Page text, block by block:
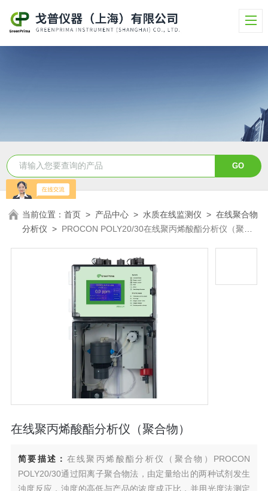
当前位置：首页 > 产品中心 > 水质在线监测仪 >在线聚合物
分析仪 > PROCON POLY20/30在线聚丙烯酸酯分析仪（聚合
在线聚丙烯酸酯分析仪（聚合物）
简要描述： 在线聚丙烯酸酯分析仪（聚合物）PROCON
POLY20/30通过阳离子聚合物法，由定量给出的两种试剂发生
浊度反应，浊度的高低与产品的浓度成正比，并用光度法测定